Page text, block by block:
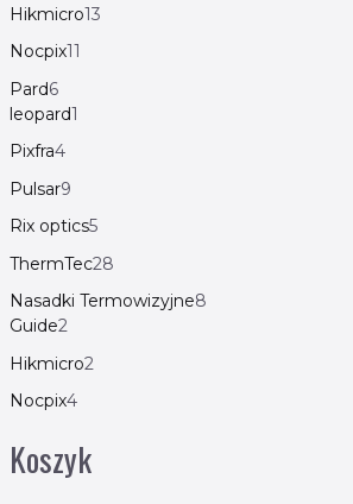
Hikmicro13
Nocpix11
Pard6
leopard1
Pixfra4
Pulsar9
Rix optics5
ThermTec28
Nasadki Termowizyjne8
Guide2
Hikmicro2
Nocpix4
Koszyk